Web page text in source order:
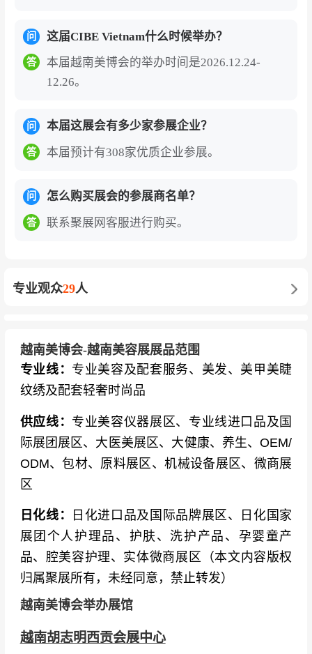
问 这届CIBE Vietnam什么时候举办？
答
本届越南美博会的举办时间是2026.12.24-
12.26。
问 本届这展会有多少家参展企业？
答 本届预计有308家优质企业参展。
问 怎么购买展会的参展商名单？
答 联系聚展网客服进行购买。
专业观众29人
越南美博会-越南美容展展品范围
专业线： 专业美容及配套服务、美发、美甲美睫
纹绣及配套轻奢时尚品
供应线： 专业美容仪器展区、专业线进口品及国
际展团展区、大医美展区、大健康、养生、OEM/
ODM、包材、原料展区、机械设备展区、微商展
区
日化线：
日化进口品及国际品牌展区、日化国家
展团个人护理品、护肤、洗护产品、孕婴童产
品、腔美容护理、实体微商展区 （本文内容版权
归属聚展所有，未经同意，禁止转发）
越南美博会举办展馆
越南胡志明西贡会展中心